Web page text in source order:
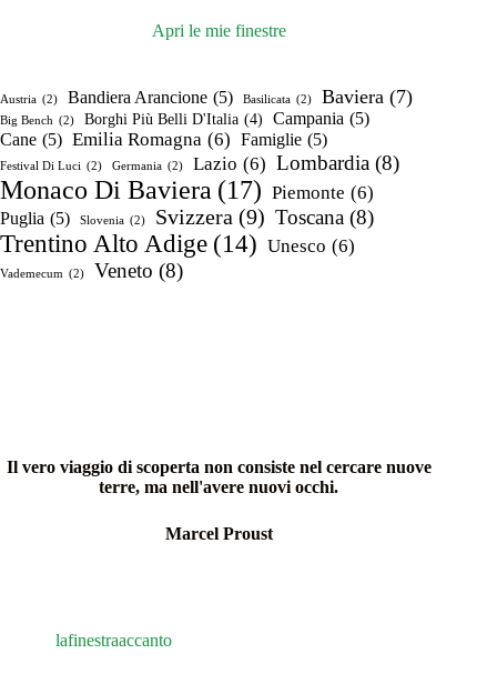
Apri le mie finestre
Austria (2) Bandiera Arancione (5) Basilicata (2) Baviera (7)
Big Bench (2) Borghi Più Belli D'Italia (4) Campania (5)
Cane (5) Emilia Romagna (6) Famiglie (5)
Festival Di Luci (2) Germania (2) Lazio (6) Lombardia (8)
Monaco Di Baviera (17) Piemonte (6)
Puglia (5) Slovenia (2) Svizzera (9) Toscana (8)
Trentino Alto Adige (14) Unesco (6)
Vademecum (2) Veneto (8)
Il vero viaggio di scoperta non consiste nel cercare nuove
terre, ma nell'avere nuovi occhi.
Marcel Proust
lafinestraaccanto